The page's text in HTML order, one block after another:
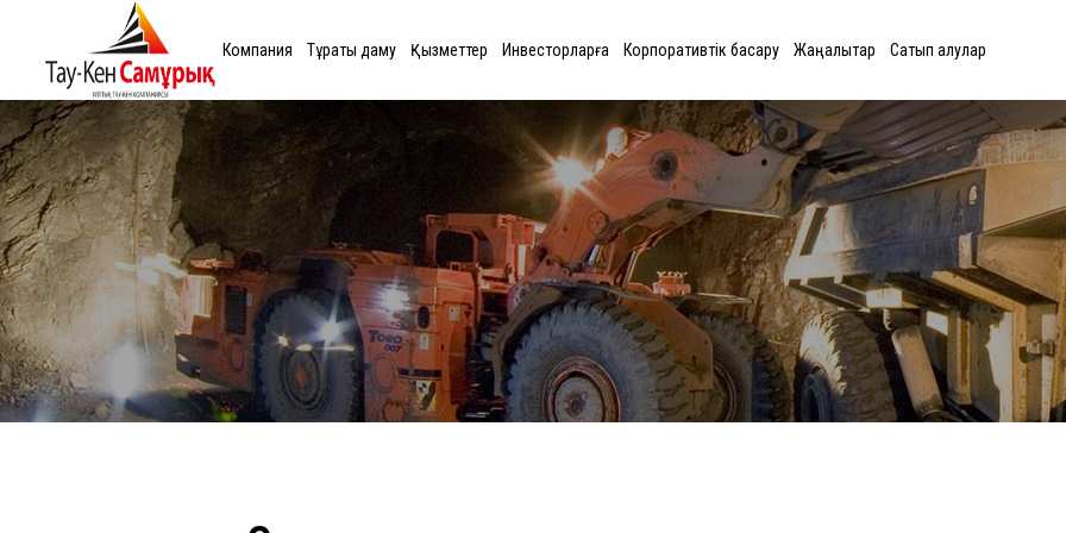
Компания Тұрақты даму Қызметтер Инвесторларға Корпоративтік басқару Жаңалықтар Сатып алулар